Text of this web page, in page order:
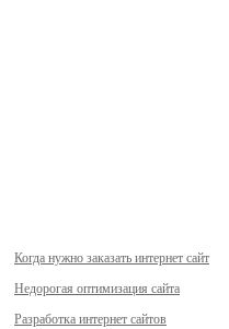
Когда нужно заказать интернет сайт
Недорогая оптимизация сайта
Разработка интернет сайтов